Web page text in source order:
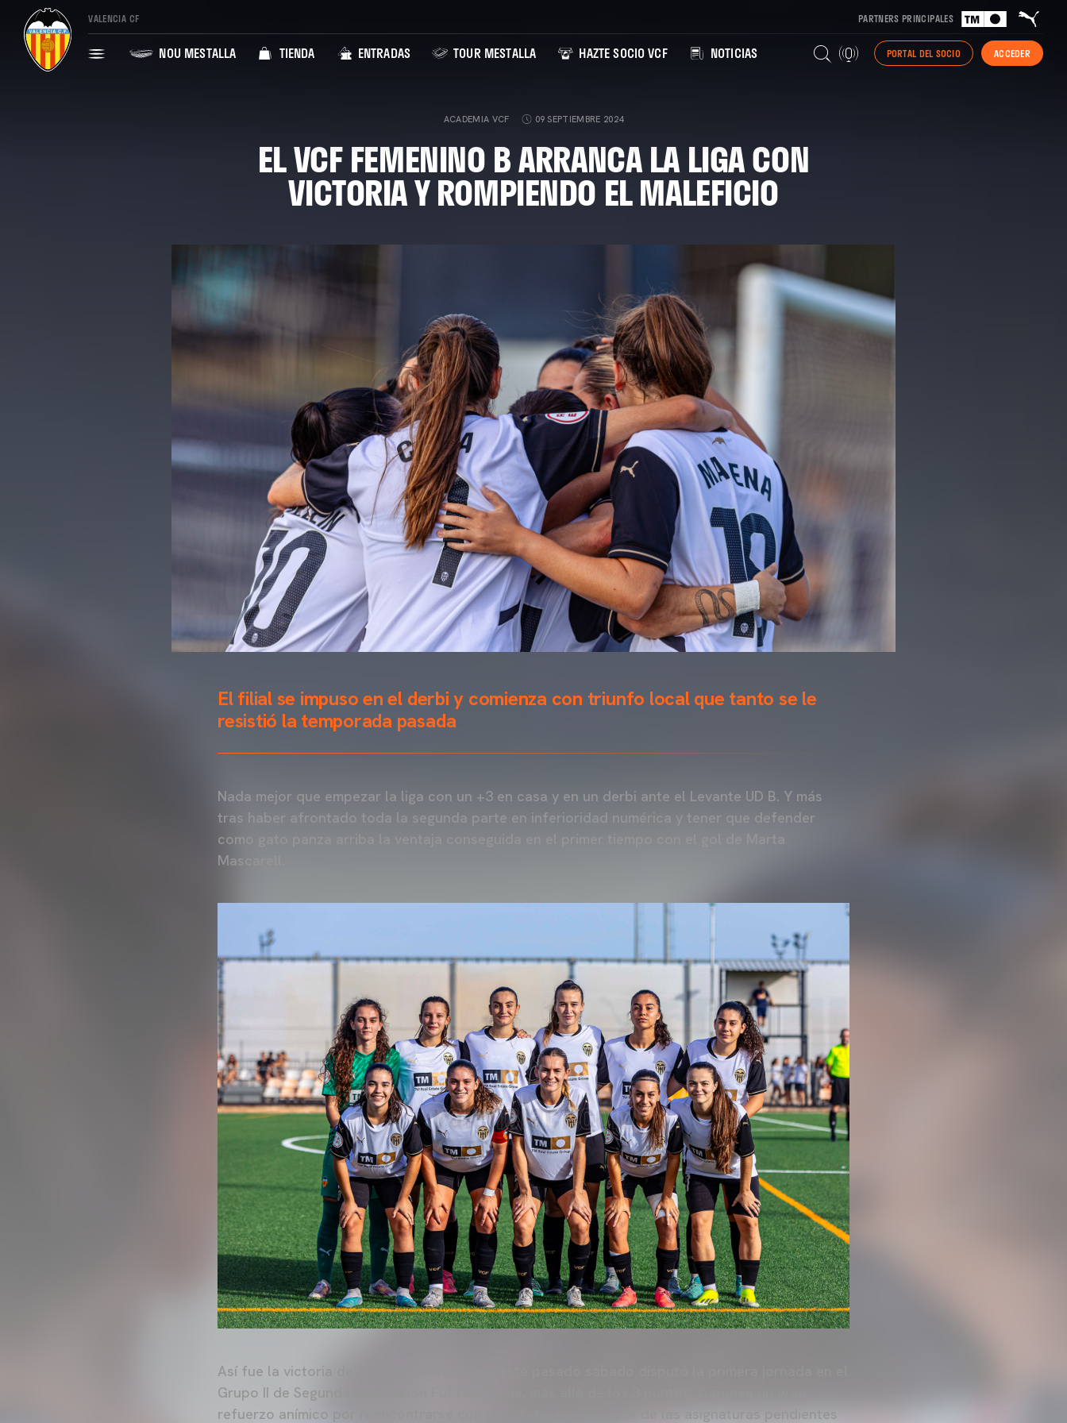
VALENCIA CF PARTNERS PRINCIPALES
NOU MESTALLA TIENDA ENTRADAS TOUR MESTALLA HAZTE SOCIO VCF NOTICIAS PORTAL DEL SOCIO ACCEDER
ACADEMIA VCF 09 SEPTIEMBRE 2024
EL VCF FEMENINO B ARRANCA LA LIGA CON
VICTORIA Y ROMPIENDO EL MALEFICIO
El filial se impuso en el derbi y comienza con triunfo local que tanto se le
resistió la temporada pasada
Nada mejor que empezar la liga con un +3 en casa y en un derbi ante el Levante UD B. Y más
tras haber afrontado toda la segunda parte en inferioridad numérica y tener que defender
como gato panza arriba la ventaja conseguida en el primer tiempo con el gol de Marta
Mascarell.
Así fue la victoria del VCF Femenino B que esté pasado sábado disputó la primera jornada en el
Grupo II de Segunda Federación Fut Fem y que, más allá de los 3 puntos, suponen un gran
refuerzo anímico por reencontrarse con la victoria en casa, una de las asignaturas pendientes